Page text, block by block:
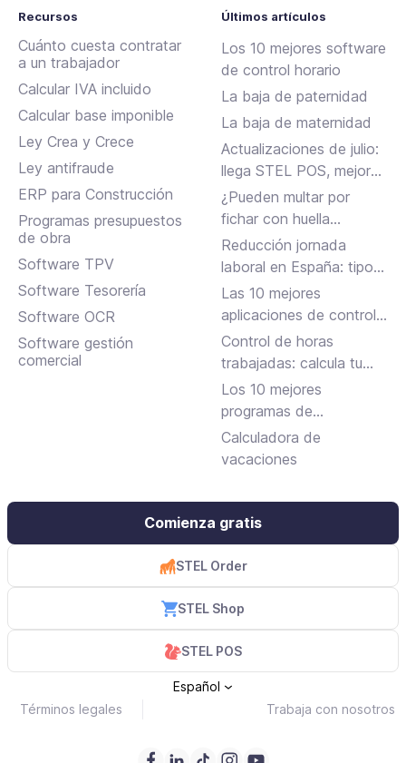
Recursos
Cuánto cuesta contratar
a un trabajador
Calcular IVA incluido
Calcular base imponible
Ley Crea y Crece
Ley antifraude
ERP para Construcción
Programas presupuestos
de obra
Software TPV
Software Tesorería
Software OCR
Software gestión
comercial
Últimos artículos
Los 10 mejores software
de control horario
La baja de paternidad
La baja de maternidad
Actualizaciones de julio:
llega STEL POS, mejoras
en Assistant, albaranes
en Inbox y más
¿Pueden multar por
fichar con huella
dactilar?
Reducción jornada
laboral en España: tipos,
requisitos y cómo
solicitarla
Las 10 mejores
aplicaciones de control
horario para fichar en el
trabajo
Control de horas
trabajadas: calcula tu
jornada laboral
Los 10 mejores
programas de
facturación gratuitos y
de pago
Calculadora de
vacaciones
Comienza gratis
STEL Order
STEL Shop
STEL POS
Términos legales Trabaja con nosotros
Español